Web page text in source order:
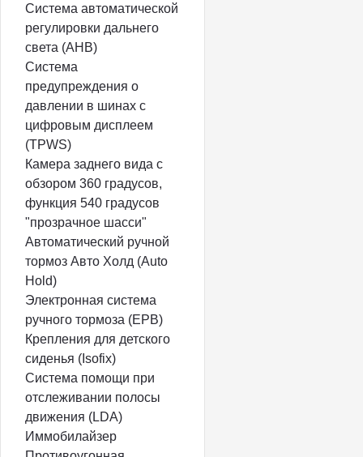
Система автоматической
регулировки дальнего
света (AHB)
Система
предупреждения о
давлении в шинах с
цифровым дисплеем
(TPWS)
Камера заднего вида с
обзором 360 градусов,
функция 540 градусов
"прозрачное шасси"
Автоматический ручной
тормоз Авто Холд (Auto
Hold)
Электронная система
ручного тормоза (EPB)
Крепления для детского
сиденья (Isofix)
Система помощи при
отслеживании полосы
движения (LDA)
Иммобилайзер